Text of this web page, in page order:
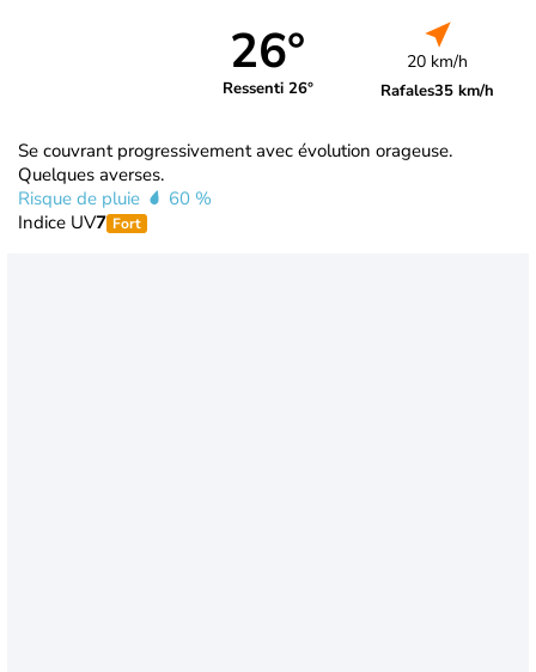
26°
Ressenti 26°
20 km/h
Rafales35 km/h
Se couvrant progressivement avec évolution orageuse.
Quelques averses.
Risque de pluie
60 %
Indice UV7 Fort